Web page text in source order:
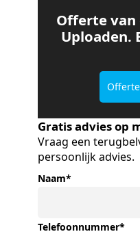
Offerte van
Uploaden.
Gratis advies op
Vraag een
persoonlijk advies.
Naam*
Telefoonnummer*